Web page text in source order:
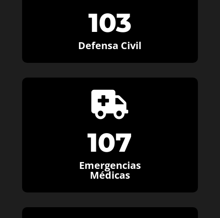
103
Defensa Civil

107
Emergencias
Médicas